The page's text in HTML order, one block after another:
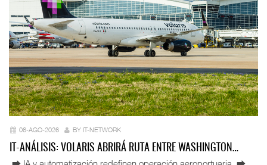
06-AGO-2026 BY IT-NETWORK
IT-ANÁLISIS: VOLARIS ABRIRÁ RUTA ENTRE WASHINGTON…